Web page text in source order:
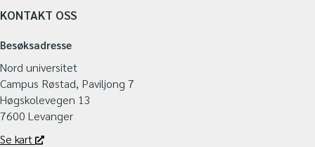
KONTAKT OSS
Besøksadresse
Nord universitet
Campus Røstad, Paviljong 7
Høgskolevegen 13
7600 Levanger
Se kart